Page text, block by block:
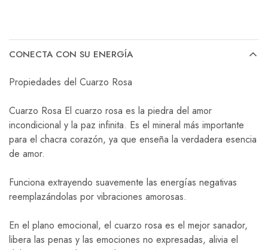
CONECTA CON SU ENERGÍA
Propiedades del Cuarzo Rosa
Cuarzo Rosa El cuarzo rosa es la piedra del amor
incondicional y la paz infinita. Es el mineral más importante
para el chacra corazón, ya que enseña la verdadera esencia
de amor.
Funciona extrayendo suavemente las energías negativas
reemplazándolas por vibraciones amorosas.
En el plano emocional, el cuarzo rosa es el mejor sanador,
libera las penas y las emociones no expresadas, alivia el